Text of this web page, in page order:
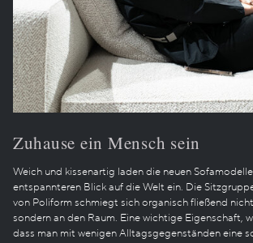
Zuhause ein Mensch sein
Weich und kissenartig laden die neuen
entspannteren Blick auf die Welt ein. Die
von Poliform schmiegt sich organisch fließend
sondern an den Raum. Eine wichtige Eigenschaft,
dass man mit wenigen Alltagsgegenständen eine